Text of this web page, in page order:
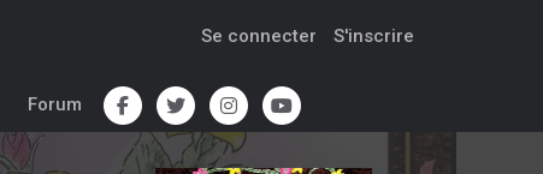
Se connecter S'inscrire
Forum